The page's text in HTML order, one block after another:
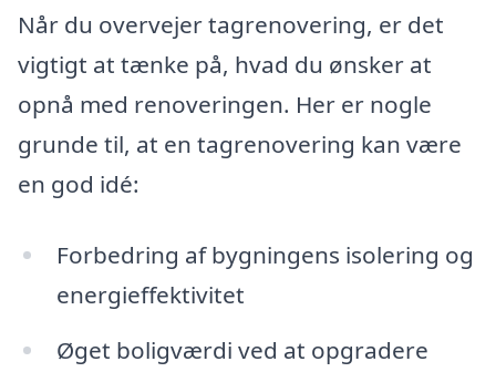
Når du overvejer tagrenovering, er det
vigtigt at tænke på, hvad du ønsker at
opnå med renoveringen. Her er nogle
grunde til, at en tagrenovering kan være
en god idé:
Forbedring af bygningens isolering og
energieffektivitet
Øget boligværdi ved at opgradere